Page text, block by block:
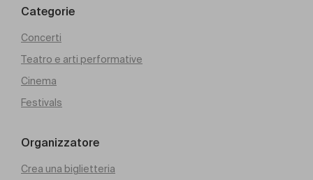
Categorie
Concerti
Teatro e arti performative
Cinema
Festivals
Organizzatore
Crea una biglietteria